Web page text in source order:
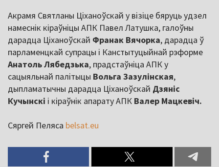
Акрамя Святланы Ціханоўскай у візіце бяруць удзел
намеснік кіраўніцы АПК Павел Латушка, галоўны
дарадца Ціханоўскай Франак Вячорка, дарадца ў
парламенцкай супрацы і Канстытуцыйнай рэформе
Анатоль Лябедзька, прадстаўніца АПК у
сацыяльнай палітыцы Вольга Зазулінская,
дыпламатычны дарадца Ціханоўскай Дзяніс
Кучынскі і кіраўнік апарату АПК Валер Мацкевіч.
Сяргей Пеляса belsat.eu